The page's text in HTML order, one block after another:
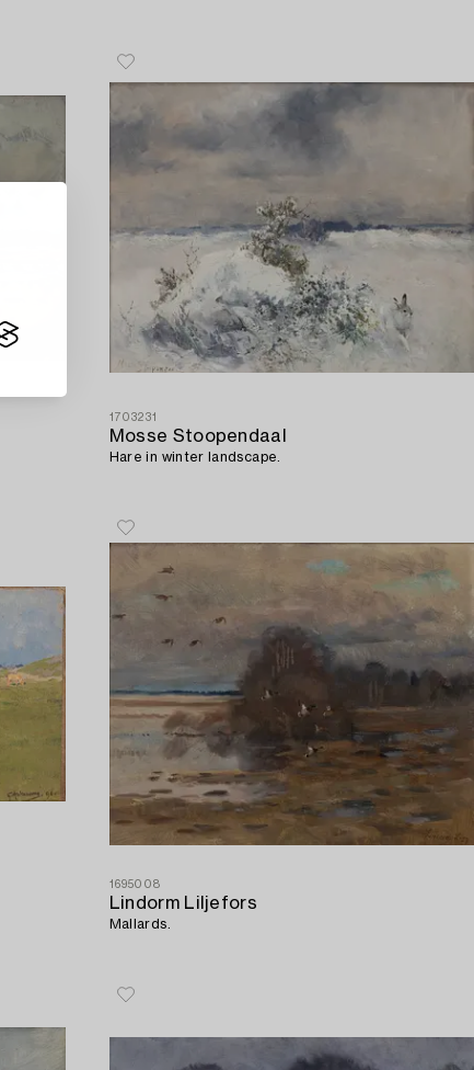
1703231
Mosse Stoopendaal
Hare in winter landscape.
1695008
Lindorm Liljefors
Mallards.